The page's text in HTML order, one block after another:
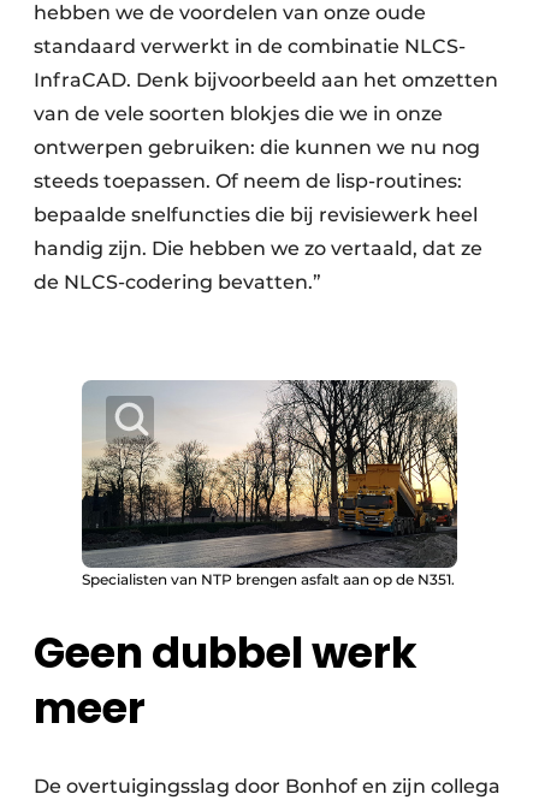
hebben we de voordelen van onze oude
standaard verwerkt in de combinatie NLCS-
InfraCAD. Denk bijvoorbeeld aan het omzetten
van de vele soorten blokjes die we in onze
ontwerpen gebruiken: die kunnen we nu nog
steeds toepassen. Of neem de lisp-routines:
bepaalde snelfuncties die bij revisiewerk heel
handig zijn. Die hebben we zo vertaald, dat ze
de NLCS-codering bevatten.”
Specialisten van NTP brengen asfalt aan op de N351.
Geen dubbel werk
meer
De overtuigingsslag door Bonhof en zijn collega